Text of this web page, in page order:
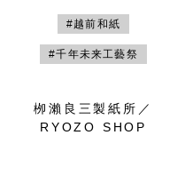
#越前和紙
#千年未来工藝祭
栁瀨良三製紙所／
RYOZO SHOP